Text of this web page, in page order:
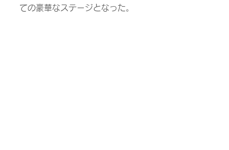
ての豪華なステージとなった。